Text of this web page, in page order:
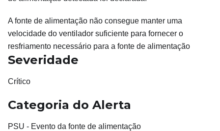
A fonte de alimentação não consegue manter uma
velocidade do ventilador suficiente para fornecer o
resfriamento necessário para a fonte de alimentação
Severidade
Crítico
Categoria do Alerta
PSU - Evento da fonte de alimentação